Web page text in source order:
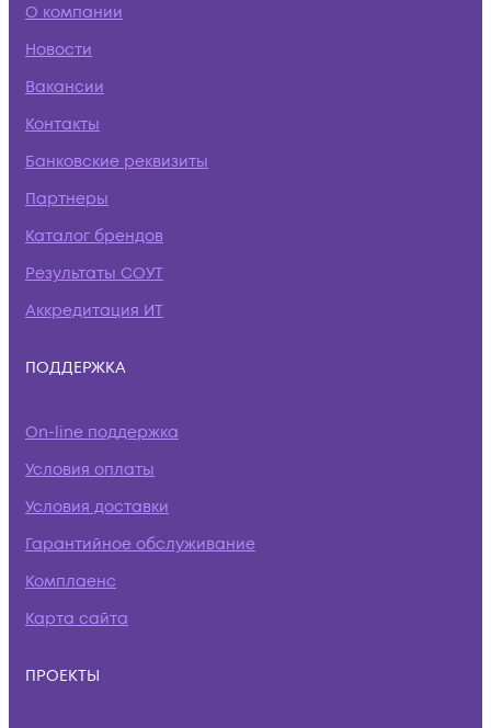
О компании
Новости
Вакансии
Контакты
Банковские реквизиты
Партнеры
Каталог брендов
Результаты СОУТ
Аккредитация ИТ
ПОДДЕРЖКА
On-line поддержка
Условия оплаты
Условия доставки
Гарантийное обслуживание
Комплаенс
Карта сайта
ПРОЕКТЫ